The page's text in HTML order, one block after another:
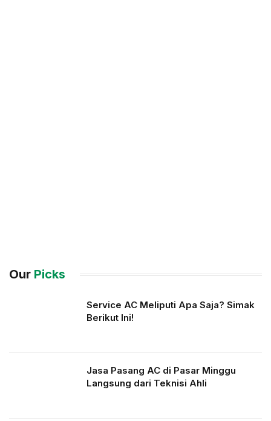
Our Picks
Service AC Meliputi Apa Saja? Simak
Berikut Ini!
Jasa Pasang AC di Pasar Minggu
Langsung dari Teknisi Ahli